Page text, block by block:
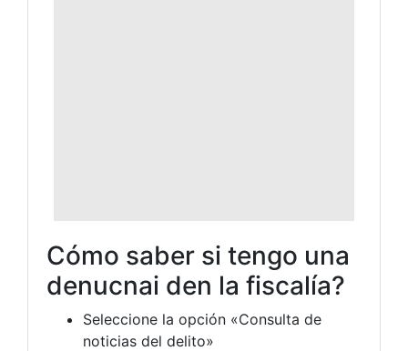
Cómo saber si tengo una
denucnai den la fiscalía?
Seleccione la opción «Consulta de
noticias del delito»